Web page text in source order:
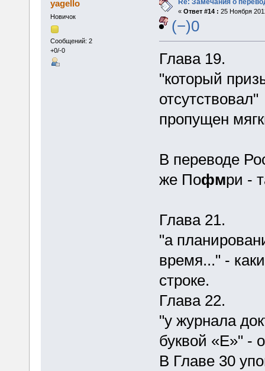
yagello
Новичок
Сообщений: 2
+0/-0
Re: Замечания о
« Ответ #14 : 25 Ноября
(−)0
Глава 19.
"который
отсутствовал"
пропущен
В переводе
же Пофмри -
Глава 21.
"а
время..." -
строке.
Глава 22.
"у журнала
буквой «Е»" -
В Главе 30